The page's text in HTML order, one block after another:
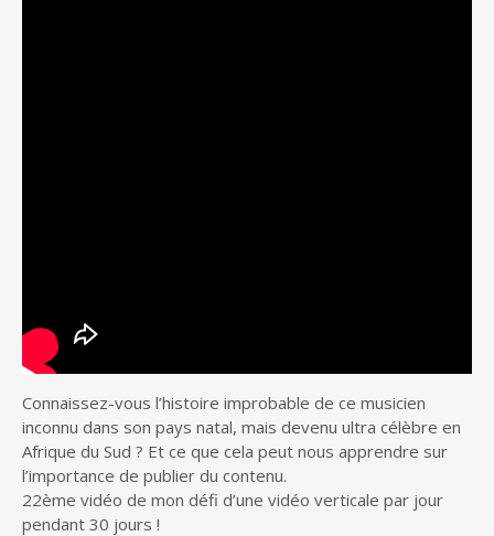
Connaissez-vous l’histoire improbable de ce musicien
inconnu dans son pays natal, mais devenu ultra célèbre en
Afrique du Sud ? Et ce que cela peut nous apprendre sur
l’importance de publier du contenu.
22ème vidéo de mon défi d’une vidéo verticale par jour
pendant 30 jours !